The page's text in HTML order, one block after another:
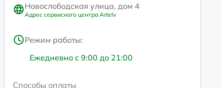
Новослободская улица, дом 4
Адрес сервисного центра Artelv
Режим работы:
Ежедневно с 9:00 до 21:00
Способы оплаты